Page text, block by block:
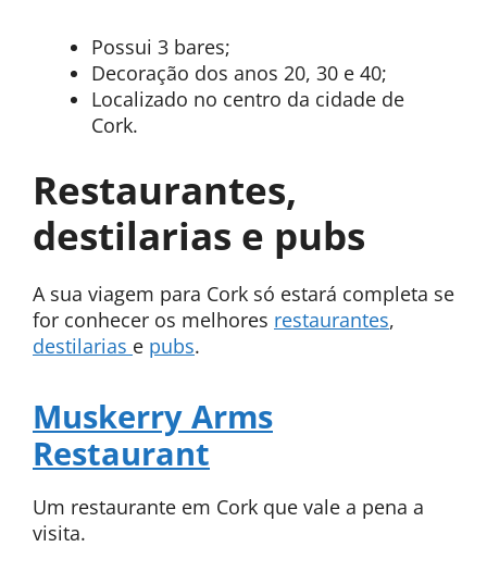
Possui 3 bares;
Decoração dos anos 20, 30 e 40;
Localizado no centro da cidade de
Cork.
Restaurantes,
destilarias e pubs
A sua viagem para Cork só estará completa se
for conhecer os melhores restaurantes,
destilarias e pubs.
Muskerry Arms
Restaurant
Um restaurante em Cork que vale a pena a
visita.